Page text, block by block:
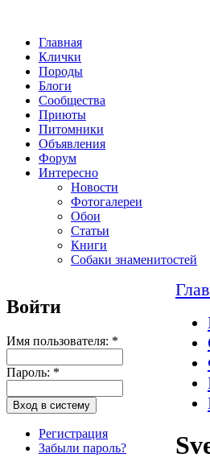
Главная
Клички
Породы
Блоги
Сообщества
Приюты
Питомники
Объявления
Форум
Интересно
Новости
Фотогалереи
Обои
Статьи
Книги
Собаки знаменитостей
Войти
Имя пользователя: *
Пароль: *
Регистрация
Забыли пароль?